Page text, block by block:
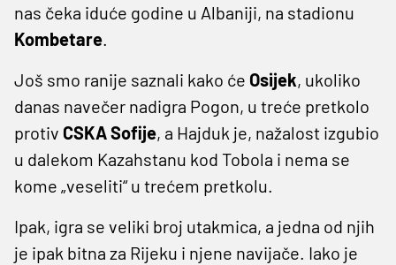
nas čeka iduće godine u Albaniji, na stadionu
Kombetare.
Još smo ranije saznali kako će Osijek, ukoliko
danas navečer nadigra Pogon, u treće pretkolo
protiv CSKA Sofije, a Hajduk je, nažalost izgubio
u dalekom Kazahstanu kod Tobola i nema se
kome „veseliti“ u trećem pretkolu.
Ipak, igra se veliki broj utakmica, a jedna od njih
je ipak bitna za Rijeku i njene navijače. Iako je